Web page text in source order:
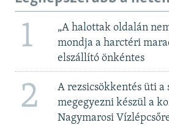
1
„A halottak oldalán
mondja a harctéri
elszállító önkéntes
2
A rezsicsökkentés üti a
megegyezni készül a
Nagymarosi